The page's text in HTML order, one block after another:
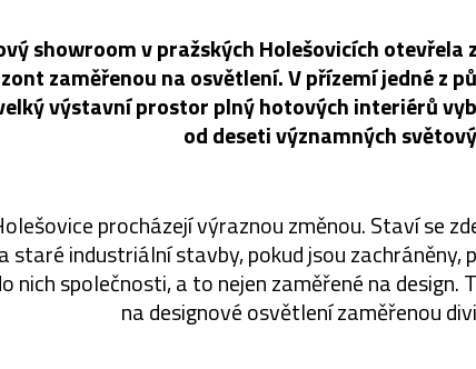
showroom v pražských Holešovicích
zaměřenou na osvětlení. V přízemí jedné z
výstavní prostor plný hotových interiérů
od deseti významných
procházejí výraznou změnou. Staví se
a staré industriální stavby, pokud jsou zachráněny,
nich společnosti, a to nejen zaměřené na design.
na designové osvětlení zaměřenou